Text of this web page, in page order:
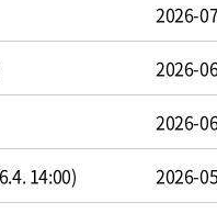
2026-
2026-
2026-
14:00) 2026-